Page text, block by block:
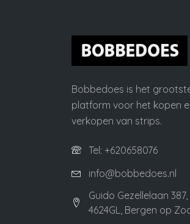
Bobbedoes is het
platform voor het kopen
verkopen van strips.
Tel: +620658076
info@bobbedoes.nl
Guido Gezellelaan 387,
4624GL, Bergen op